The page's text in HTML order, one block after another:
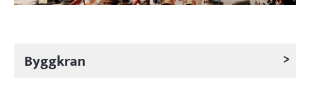
NyheterByggkran >